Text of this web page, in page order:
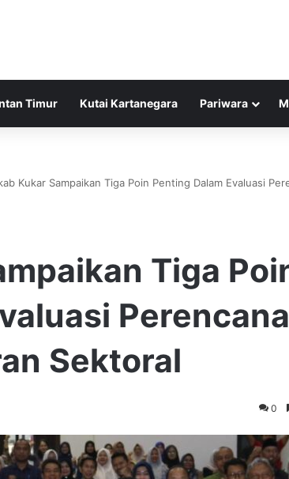
Timur Kutai Kartanegara Pariwara
Kukar Sampaikan Tiga Poin Penting Dalam Evaluasi
Tiga
Sektoral
0